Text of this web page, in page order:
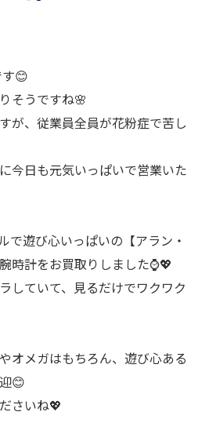
😊
そうですね🌸
が、従業員全員が花粉症で苦し
今日も元気いっぱいで営業いた
で遊び心いっぱいの【アラン・
時計をお買取りしました⌚💖
していて、見るだけでワクワク
オメガはもちろん、遊び心ある
😊
さいね💖